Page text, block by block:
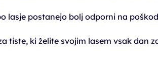
lasje postanejo bolj odporni na
tiste, ki želite svojim lasem vsak dan